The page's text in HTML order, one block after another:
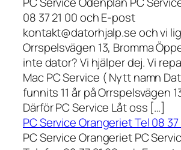
08 37 21 00 och E-post
kontakt@datorhjalp.se och vi
Orrspelsvägen 13, Bromma
inte dator? Vi hjälper dej. Vi
Mac PC Service ( Nytt namn
funnits 11 år på Orrspelsvägen
Därför PC Service Låt oss […]
PC Service Orangeriet Tel 08 37
PC Service Orangeriet PC